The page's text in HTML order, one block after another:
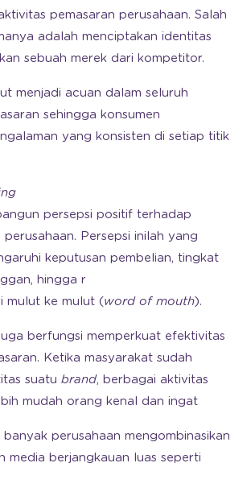
pemasaran perusahaan. Salah
adalah menciptakan identitas
sebuah merek dari kompetitor.
menjadi acuan dalam seluruh
sehingga konsumen
yang konsisten di setiap titik
persepsi positif terhadap
Persepsi inilah yang
keputusan pembelian, tingkat
hingga r
mulut ke mulut (word of mouth).
berfungsi memperkuat efektivitas
Ketika masyarakat sudah
suatu brand, berbagai aktivitas
mudah orang kenal dan ingat
perusahaan mengombinasikan
media berjangkauan luas seperti